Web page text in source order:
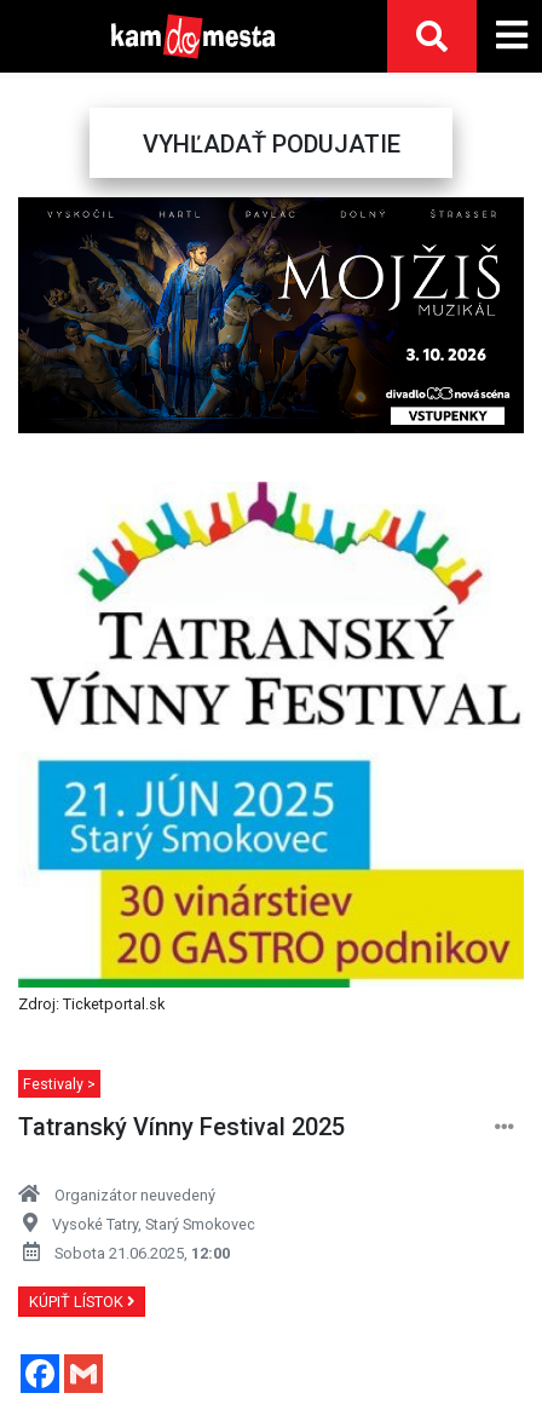
VYHĽADAŤ PODUJATIE
Previous
Zdroj: Ticketportal.sk
Festivaly >
Tatranský Vínny Festival 2025
Organizátor neuvedený
Vysoké Tatry, Starý Smokovec
Sobota 21.06.2025, 12:00
KÚPIŤ LÍSTOK
Facebook